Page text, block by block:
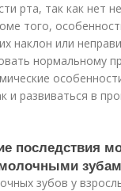
рта, так как нет
того,
наклон или
нормальному
и развиваться в
последствия
зубов у